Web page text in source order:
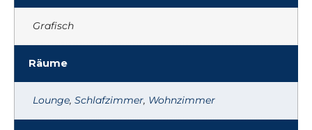
Grafisch
Räume
Lounge, Schlafzimmer, Wohnzimmer